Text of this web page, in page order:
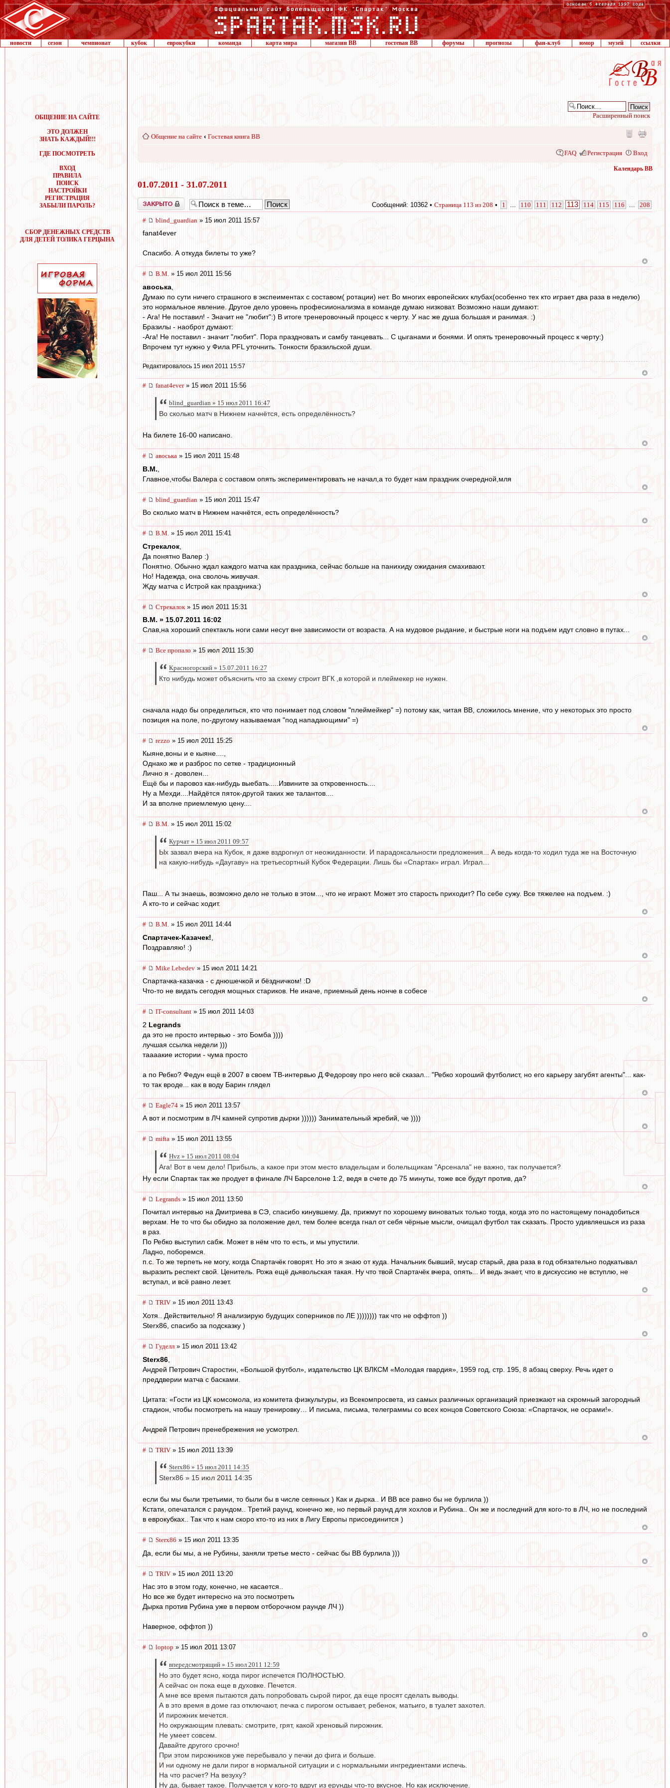
новости сезон чемпионат кубок еврокубки команда карта мира магазин ВВ гостевая ВВ форумы прогнозы фан-клуб юмор музей ссылки
ОБЩЕНИЕ НА САЙТЕ
ЭТО ДОЛЖЕН
ЗНАТЬ КАЖДЫЙ!!!
ГДЕ ПОСМОТРЕТЬ
ВХОД
ПРАВИЛА
ПОИСК
НАСТРОЙКИ
РЕГИСТРАЦИЯ
ЗАБЫЛИ ПАРОЛЬ?
СБОР ДЕНЕЖНЫХ СРЕДСТВ
ДЛЯ ДЕТЕЙ ТОЛИКА ГЕРЦЫНА
Расширенный поиск
Общение на сайте ‹ Гостевая книга ВВ
FAQ Регистрация Вход
Календарь ВВ
01.07.2011 - 31.07.2011
Закрыто Сообщений: 10362 • Страница 113 из 208 • 1 110 111 112 113 114 115 116 208
# blind_guardian » 15 июл 2011 15:57
fanat4ever
Спасибо. А откуда билеты то уже?
# В.М. » 15 июл 2011 15:56
авоська
Думаю по сути ничего страшного в экспеиментах с составом( ротации) нет. Во многих европейских клубах(особенно тех кто играет два раза в неделю)
это нормальное явление. Другое дело уровень професиионализма в команде думаю низковат. Возможно наши думают:
- Ага! Не поставил! - Значит не "любит":) В итоге тренеровочный процесс к черту. У нас же душа большая и ранимая. :)
Бразилы - наоброт думают:
-Ага! Не поставил - значит "любит". Пора праздновать и самбу танцевать... С цыганами и бонями. И опять тренеровочный процесс к черту:)
Впрочем тут нужно у Фила PFL уточнить. Тонкости бразильской души.
Редактировалось 15 июл 2011 15:57
# fanat4ever» 15 июл 2011 15:56
blind_guardian » 15 июл 2011 16:47
Во сколько матч в Нижнем начнётся, есть определённость?
На билете 16-00 написано.
# авоська » 15 июл 2011 15:48
В.М.
Главное,чтобы Валера с составом опять экспериментировать не начал,а то будет нам праздник очередной,мля
# blind_guardian » 15 июл 2011 15:47
Во сколько матч в Нижнем начнётся, есть определённость?
# В.М. » 15 июл 2011 15:41
Стрекалок
Да понятно Валер :)
Понятно. Обычно ждал каждого матча как праздника, сейчас больше на панихиду ожидания смахивают.
Но! Надежда, она сволочь живучая.
Жду матча с Истрой как праздника:)
# Стрекалок » 15 июл 2011 15:31
В.М. » 15.07.2011 16:02
Слав,на хороший спектакль ноги сами несут вне зависимости от возраста. А на мудовое рыдание, и быстрые ноги на подъем идут словно в путах...
# Все пропало » 15 июл 2011 15:30
Красногорский » 15.07.2011 16:27
Кто нибудь может объяснить что за схему строит ВГК ,в которой и плеймекер не нужен.
сначала надо бы определиться, кто что понимает под словом "плеймейкер" =) потому как, читая ВВ, сложилось мнение, что у некоторых это просто
позиция на поле, по-другому называемая "под нападающими" =)
# rezzo » 15 июл 2011 15:25
Кыяне,воны и е кыяне....,
Однако же и разброс по сетке - традиционный
Лично я - доволен...
Ещё бы и паровоз как-нибудь выебать.....Извините за откровенность....
Ну а Мехди....Найдётся пяток-другой таких же талантов....
И за вполне приемлемую цену....
# В.М. » 15 июл 2011 15:02
Курчат » 15 июл 2011 09:57
Ых зазвал вчера на Кубок, я даже вздрогнул от неожиданности. И парадоксальности предложения... А ведь когда-то ходил туда же на Восточную
на какую-нибудь «Даугаву» на третьесортный Кубок Федерации. Лишь бы «Спартак» играл. Играл…
Паш... А ты знаешь, возможно дело не только в этом..., что не играют. Может это старость приходит? По себе сужу. Все тяжелее на подъем. :)
А кто-то и сейчас ходит.
# В.М. » 15 июл 2011 14:44
Спартачек-Казачек!
Поздравляю! :)
# Mike Lebedev » 15 июл 2011 14:21
Спартачка-казачка - с днюшечкой и бёздничком! :D
Что-то не видать сегодня мощных стариков. Не иначе, приемный день нонче в собесе
# IT-consultant » 15 июл 2011 14:03
2 Legrands
да это не просто интервью - это Бомба ))))
лучшая ссылка недели )))
таааакие истории - чума просто
а по Ребко? Федун ещё в 2007 в своем ТВ-интервью Д.Федорову про него всё сказал... "Ребко хороший футболист, но его карьеру загубят агенты"... как-
то так вроде... как в воду Барин глядел
# Eagle74 » 15 июл 2011 13:57
А вот и посмотрим в ЛЧ камней супротив дырки )))))) Занимательный жребий, че ))))
# mifta » 15 июл 2011 13:55
Hvz » 15 июл 2011 08:04
Ага! Вот в чем дело! Прибыль, а какое при этом место владельцам и болельщикам "Арсенала" не важно, так получается?
Ну если Спартак так же продует в финале ЛЧ Барселоне 1:2, ведя в счете до 75 минуты, тоже все будут против, да?
# Legrands » 15 июл 2011 13:50
Почитал интервью на Дмитриева в СЭ, спасибо кинувшему. Да, прижмут по хорошему виноватых только тогда, когда это по настоящему понадобиться
верхам. Не то что бы обидно за положение дел, тем более всегда гнал от себя чёрные мысли, очищал футбол так сказать. Просто удивляешься из раза
в раз.
По Ребко выступил сабж. Может в нём что то есть, и мы упустили.
Ладно, поборемся.
п.с. То же терпеть не могу, когда Спартачёк говорят. Но это я знаю от куда. Начальник бывший, мусар старый, два раза в год обязательно подкатывал
выразить респект свой. Ценитель. Рожа ещё дьявольская такая. Ну что твой Спартачёк вчера, опять... И ведь знает, что в дискуссию не вступлю, не
вступал, и всё равно лезет.
# TRIV » 15 июл 2011 13:43
Хотя.. Действительно! Я анализирую будущих соперников по ЛЕ )))))))) так что не оффтоп ))
Sterx86, спасибо за подсказку )
# Гуделл» 15 июл 2011 13:42
Sterx86
Андрей Петрович Старостин, «Большой футбол», издательство ЦК ВЛКСМ «Молодая гвардия», 1959 год, стр. 195, 8 абзац сверху. Речь идет о
преддверии матча с басками.
Цитата: «Гости из ЦК комсомола, из комитета физкультуры, из Всекомпросвета, из самых различных организаций приезжают на скромный загородный
стадион, чтобы посмотреть на нашу тренировку… И письма, письма, телеграммы со всех концов Советского Союза: «Спартачок, не осрами!».
Андрей Петрович пренебрежения не усмотрел.
# TRIV » 15 июл 2011 13:39
Sterx86 » 15 июл 2011 14:35
Sterx86 » 15 июл 2011 14:35
если бы мы были третьими, то были бы в числе сеянных ) Как и дырка.. И ВВ все равно бы не бурлила ))
Кстати, опечатался с раундом.. Третий раунд, конечно же, но первый раунд для хохлов и Рубина.. Он же и последний для кого-то в ЛЧ, но не последний
в еврокубках.. Так что к нам скоро кто-то из них в Лигу Европы присоединится )
# Sterx86 » 15 июл 2011 13:35
Да, если бы мы, а не Рубины, заняли третье место - сейчас бы ВВ бурлила )))
# TRIV » 15 июл 2011 13:20
Нас это в этом году, конечно, не касается..
Но все же будет интересно на это посмотреть
Дырка против Рубина уже в первом отборочном раунде ЛЧ ))
Наверное, оффтоп ))
# loptop » 15 июл 2011 13:07
впередсмотрящий » 15 июл 2011 12:59
Но это будет ясно, когда пирог испечется ПОЛНОСТЬЮ.
А сейчас он пока еще в духовке. Печется.
А мне все время пытаются дать попробовать сырой пирог, да еще просят сделать выводы.
А в это время в доме газ отключают, печка с пирогом остывает, ребенок, матьиго, в туалет захотел.
И пирожник мечется.
Но окружающим плевать: смотрите, грят, какой хреновый пирожник.
Не умеет совсем.
Давайте другого срочно!
При этом пирожников уже перебывало у печки до фига и больше.
И ни одному не дали пирог в нормальной ситуации и с нормальными ингредиентами испечь.
На что расчет? На везуху?
Ну да, бывает такое. Получается у кого-то вдруг из ерунды что-то вкусное. Но как исключение.